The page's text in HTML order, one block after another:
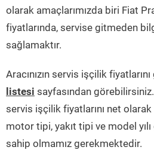
olarak amaçlarımızda biri Fiat
fiyatlarında, servise gitmeden
sağlamaktır.
Aracınızın servis işçilik
listesi sayfasından
servis işçilik fiyatlarını net
motor tipi, yakıt tipi ve model
sahip olmamız gerekmektedir.